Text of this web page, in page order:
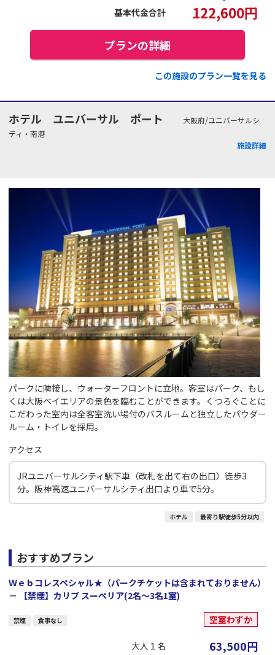
基本代金合計 122,600円
プランの詳細
この施設のプラン一覧を見る
ホテル ユニバーサル ポート
大阪府/ユニバーサルシ
ティ・南港
施設詳細
パークに隣接し、ウォーターフロントに立地。客室はパーク、もし
くは大阪ベイエリアの景色を臨むことができます。くつろぐことに
こだわった室内は全客室洗い場付のバスルームと独立したパウダー
ルーム・トイレを採用。
アクセス
JRユニバーサルシティ駅下車（改札を出て右の出口）徒歩3
分。阪神高速ユニバーサルシティ出口より車で5分。
ホテル 最寄り駅徒歩5分以内
おすすめプラン
Ｗｅｂコレスペシャル★（パークチケットは含まれておりません）
－ 【禁煙】カリブ スーペリア(2名～3名1室)
禁煙 食事なし 空室わずか
大人１名 63,500円